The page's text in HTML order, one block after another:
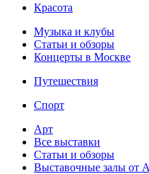
Красота
Музыка и клубы
Статьи и обзоры
Концерты в Москве
Путешествия
Спорт
Арт
Все выставки
Статьи и обзоры
Выставочные залы от